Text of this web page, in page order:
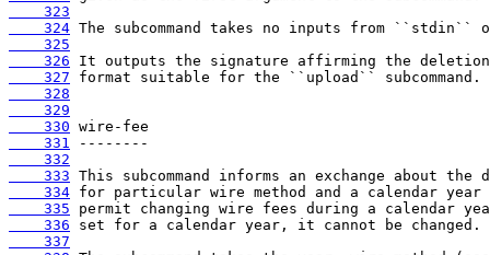
    323
    324
    325
    326
    327
    328
    329
    330
    331
    332
    333
    334
    335
    336
    337